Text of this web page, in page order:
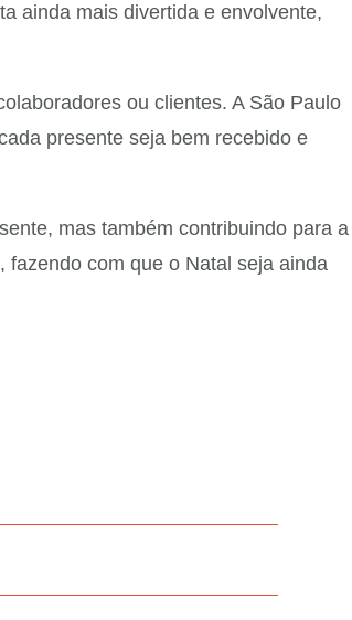
ainda mais divertida e envolvente,
ou clientes. A São Paulo
presente seja bem recebido e
mas também contribuindo para a
com que o Natal seja ainda